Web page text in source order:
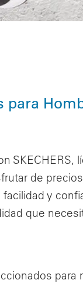
para
SKECHERS,
de
y
que